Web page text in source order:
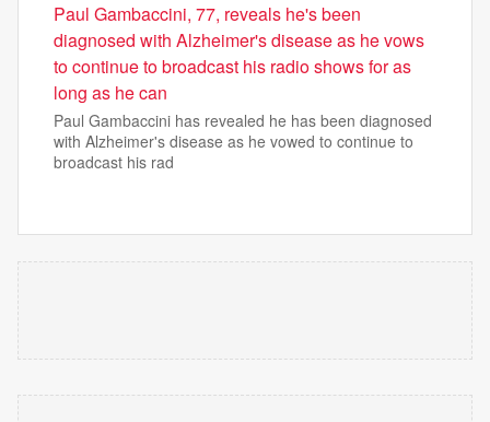
Paul Gambaccini, 77, reveals he's been
diagnosed with Alzheimer's disease as he vows
to continue to broadcast his radio shows for as
long as he can
Paul Gambaccini has revealed he has been diagnosed
with Alzheimer's disease as he vowed to continue to
broadcast his rad